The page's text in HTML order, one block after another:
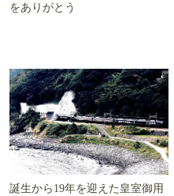
をありがとう
誕生から19年を迎えた皇室御用